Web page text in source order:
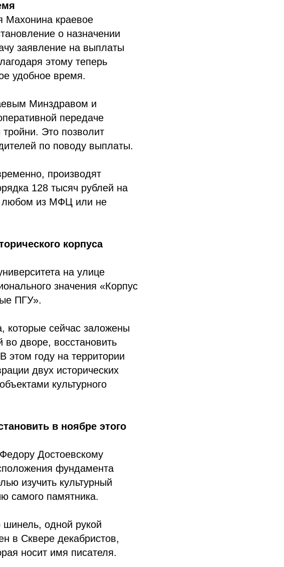
Махонина краевое
о назначении
заявление на выплаты
этому теперь
удобное время.
Минздравом и
передаче
Это позволит
по поводу выплаты.
производят
128 тысяч рублей на
любом из МФЦ или не
корпуса
на улице
значения «Корпус
ПГУ».
которые сейчас заложены
во дворе, восстановить
году на территории
двух исторических
культурного
в ноябре этого
Достоевскому
фундамента
изучить культурный
самого памятника.
шинель, одной рукой
в Сквере декабристов,
носит имя писателя.